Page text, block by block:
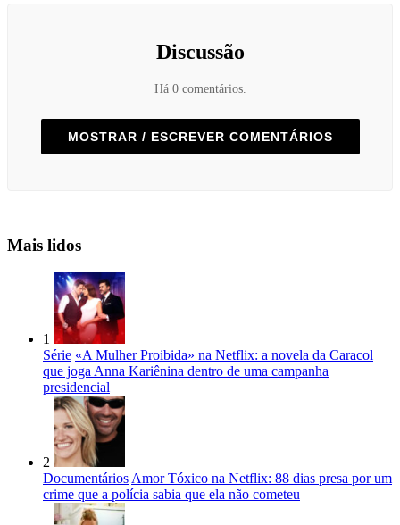
Discussão
Há 0 comentários.
MOSTRAR / ESCREVER COMENTÁRIOS
Mais lidos
1
Série «A Mulher Proibida» na Netflix: a novela da Caracol
que joga Anna Kariênina dentro de uma campanha
presidencial
2
Documentários Amor Tóxico na Netflix: 88 dias presa por um
crime que a polícia sabia que ela não cometeu